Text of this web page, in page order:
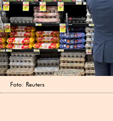
Foto: Reuters